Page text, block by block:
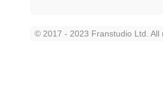
© 2017 - 2023 Franstudio Ltd. All